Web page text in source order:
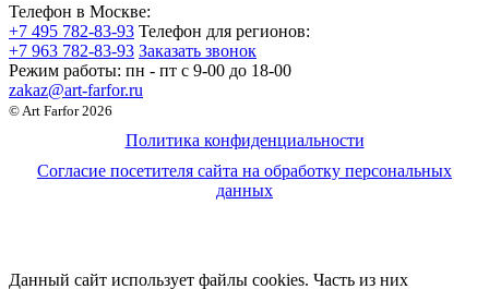
Телефон в Москве:
+7 495 782-83-93 Телефон для регионов:
+7 963 782-83-93 Заказать звонок
Режим работы: пн - пт c 9-00 до 18-00
zakaz@art-farfor.ru
© Art Farfor 2026
Политика конфиденциальности
Согласие посетителя сайта на обработку персональных
данных
Данный сайт использует файлы cookies. Часть из них